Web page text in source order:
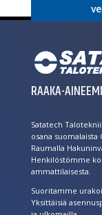
RAAKA-
Satatech
osana
Raumalla
Henkilöstömme
ammattilaisesta.
Suoritamme
Yksittäisiä